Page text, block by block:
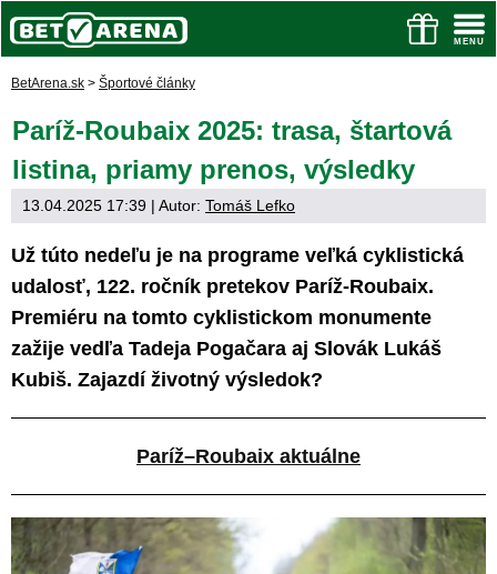
BetArena.sk > Športové články
Paríž-Roubaix 2025: trasa, štartová
listina, priamy prenos, výsledky
13.04.2025 17:39 | Autor: Tomáš Lefko
Už túto nedeľu je na programe veľká cyklistická
udalosť, 122. ročník pretekov Paríž-Roubaix.
Premiéru na tomto cyklistickom monumente
zažije vedľa Tadeja Pogačara aj Slovák Lukáš
Kubiš. Zajazdí životný výsledok?
Paríž–Roubaix aktuálne